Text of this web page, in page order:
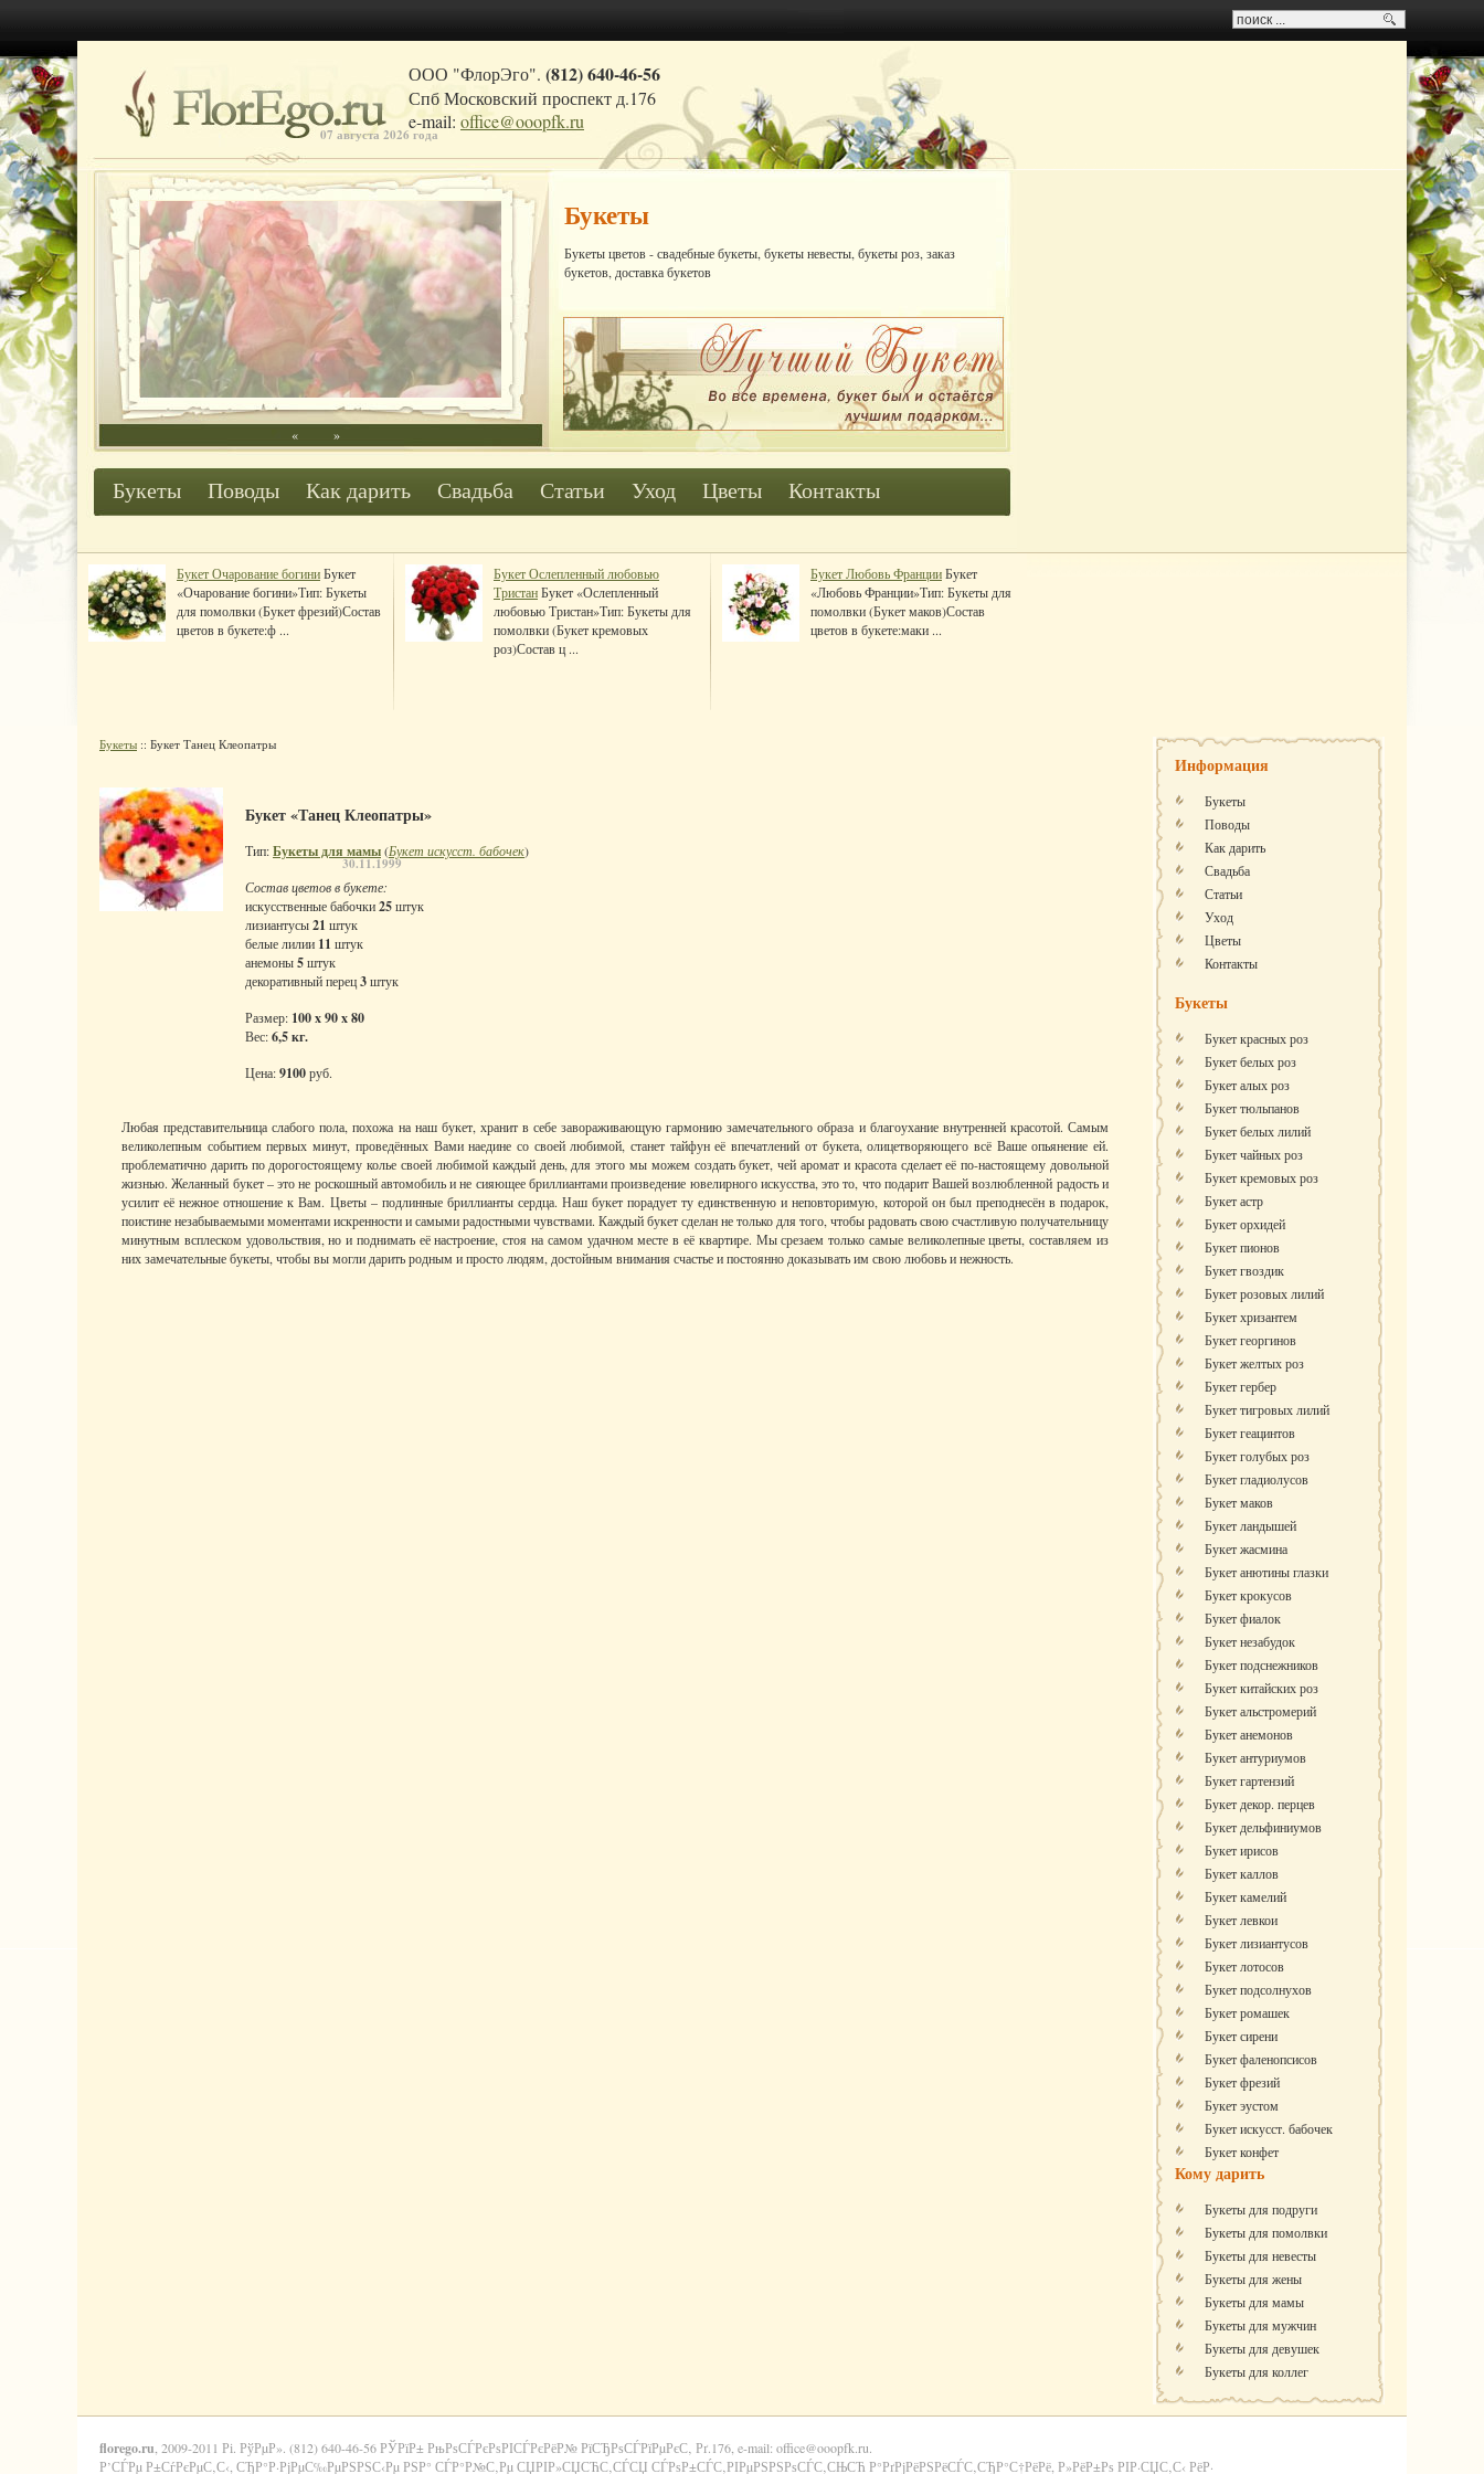
07 августа 2026 года
Букеты
Букеты цветов - свадебные букеты, букеты невесты, букеты роз, заказ
букетов, доставка букетов
« »
Букеты Поводы Как дарить Свадьба Статьи Уход Цветы Контакты
Букет Очарование богиниБукет
«Очарование богини»Тип: Букеты
для помолвки (Букет фрезий)Состав
цветов в букете:ф ...
Букет Ослепленный любовью
ТристанБукет «Ослепленный
любовью Тристан»Тип: Букеты для
помолвки (Букет кремовых
роз)Состав ц ...
Букет Любовь ФранцииБукет
«Любовь Франции»Тип: Букеты для
помолвки (Букет маков)Состав
цветов в букете:маки ...
Букеты :: Букет Танец Клеопатры
30.11.1999
Букет «Танец Клеопатры»
Тип:Букеты для мамы(Букет искусст. бабочек)
Состав цветов в букете:
искусственные бабочки25штук
лизиантусы21 штук
белые лилии 11 штук
анемоны5штук
декоративный перец3штук
Размер: 100 x 90 x 80
Вес:6,5 кг.
Цена:9100руб.
Любая представительница слабого пола, похожа на наш букет, хранит в себе завораживающую гармонию замечательного образа и благоухание внутренней красотой. Самым
великолепным событием первых минут, проведённых Вами наедине со своей любимой, станет тайфун её впечатлений от букета, олицетворяющего всё Ваше опьянение ей.
проблематично дарить по дорогостоящему колье своей любимой каждый день, для этого мы можем создать букет, чей аромат и красота сделает её по-настоящему довольной
жизнью. Желанный букет – это не роскошный автомобиль и не сияющее бриллиантами произведение ювелирного искусства, это то, что подарит Вашей возлюбленной радость и
усилит её нежное отношение к Вам. Цветы – подлинные бриллианты сердца. Наш букет порадует ту единственную и неповторимую, которой он был преподнесён в подарок,
поистине незабываемыми моментами искренности и самыми радостными чувствами. Каждый букет сделан не только для того, чтобы радовать свою счастливую получательницу
минутным всплеском удовольствия, но и поднимать её настроение, стоя на самом удачном месте в её квартире. Мы срезаем только самые великолепные цветы, составляем из
них замечательные букеты, чтобы вы могли дарить родным и просто людям, достойным внимания счастье и постоянно доказывать им свою любовь и нежность.
Информация
Букеты
Поводы
Как дарить
Свадьба
Статьи
Уход
Цветы
Контакты
Букеты
Букет красных роз
Букет белых роз
Букет алых роз
Букет тюльпанов
Букет белых лилий
Букет чайных роз
Букет кремовых роз
Букет астр
Букет орхидей
Букет пионов
Букет гвоздик
Букет розовых лилий
Букет хризантем
Букет георгинов
Букет желтых роз
Букет гербер
Букет тигровых лилий
Букет геацинтов
Букет голубых роз
Букет гладиолусов
Букет маков
Букет ландышей
Букет жасмина
Букет анютины глазки
Букет крокусов
Букет фиалок
Букет незабудок
Букет подснежников
Букет китайских роз
Букет альстромерий
Букет анемонов
Букет антуриумов
Букет гартензий
Букет декор. перцев
Букет дельфиниумов
Букет ирисов
Букет каллов
Букет камелий
Букет левкои
Букет лизиантусов
Букет лотосов
Букет подсолнухов
Букет ромашек
Букет сирени
Букет фаленопсисов
Букет фрезий
Букет эустом
Букет искусст. бабочек
Букет конфет
Кому дарить
Букеты для подруги
Букеты для помолвки
Букеты для невесты
Букеты для жены
Букеты для мамы
Букеты для мужчин
Букеты для девушек
Букеты для коллег
florego.ru , 2009-2011 Рі. РўРµР». (812) 640-46-56 РЎРїР± РњРѕСЃРєРѕРІСЃРєРёР№ РїСЂРѕСЃРїРµРєС‚ Рґ.176, e-mail: office@ooopfk.ru.
Р’СЃРµ Р±СѓРєРµС‚С‹, СЂР°Р·РјРµС‰РµРЅРЅС‹Рµ РЅР° СЃР°Р№С‚Рµ СЏРІР»СЏСЋС‚СЃСЏ СЃРѕР±СЃС‚РІРµРЅРЅРѕСЃС‚СЊСЋ Р°РґРјРёРЅРёСЃС‚СЂР°С†РёРё, Р»РёР±Рѕ РІР·СЏС‚С‹ РёР·
ООО "ФлорЭго". (812) 640-46-56
Спб Московский проспект д.176
e-mail: office@ooopfk.ru